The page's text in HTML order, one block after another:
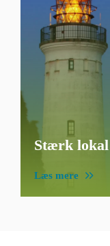
Stærk
Læs mere